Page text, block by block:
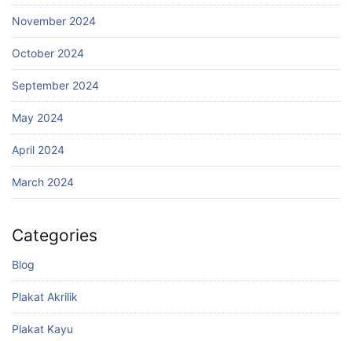
November 2024
October 2024
September 2024
May 2024
April 2024
March 2024
Categories
Blog
Plakat Akrilik
Plakat Kayu